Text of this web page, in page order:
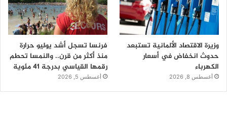
وزيرة الاقتصاد الألمانية تستبعد
حدوث انخفاض في أسعار
الكهرباء
أغسطس 8, 2026
فرنسا تسجل أشد يوليو حرارة
منذ أكثر من قرن.. والنمسا تحطم
رقمها القياسي بدرجة 41 مئوية
أغسطس 5, 2026